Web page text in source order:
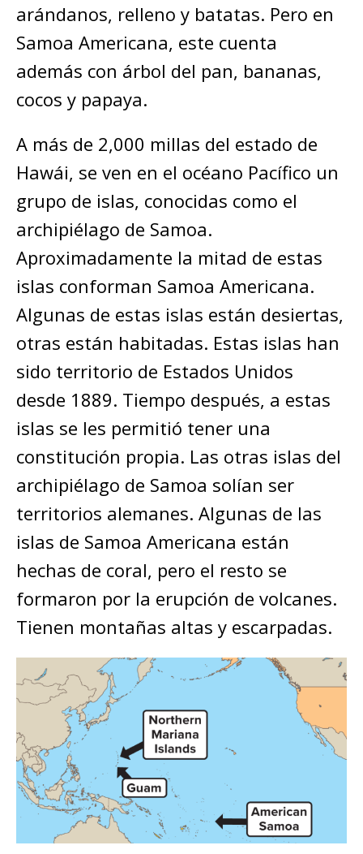
arándanos, relleno y batatas. Pero en
Samoa Americana, este cuenta
además con árbol del pan, bananas,
cocos y papaya.
A más de 2,000 millas del estado de
Hawái, se ven en el océano Pacífico un
grupo de islas, conocidas como el
archipiélago de Samoa.
Aproximadamente la mitad de estas
islas conforman Samoa Americana.
Algunas de estas islas están desiertas,
otras están habitadas. Estas islas han
sido territorio de Estados Unidos
desde 1889. Tiempo después, a estas
islas se les permitió tener una
constitución propia. Las otras islas del
archipiélago de Samoa solían ser
territorios alemanes. Algunas de las
islas de Samoa Americana están
hechas de coral, pero el resto se
formaron por la erupción de volcanes.
Tienen montañas altas y escarpadas.